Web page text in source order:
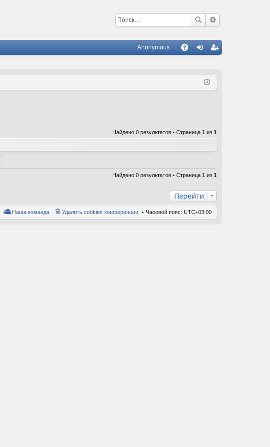
С
Anonymous
ис
Найдено 0 результатов • Страница 1 из 1
Найдено 0 результатов • Страница 1 из 1
Перейти
Часовой пояс: UTC+03:00
Удалить cookies конференции
Наша команда